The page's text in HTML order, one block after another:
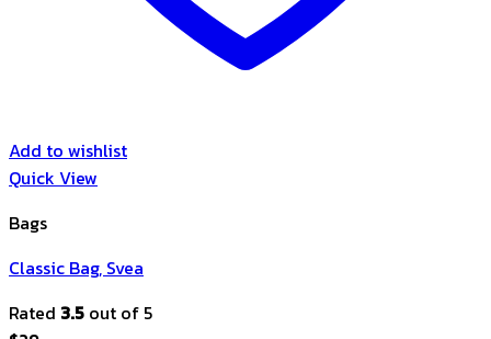
Add to wishlist
Quick View
Bags
Classic Bag, Svea
Rated 3.5 out of 5